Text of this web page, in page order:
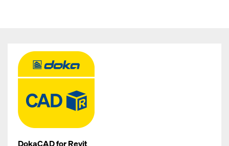
DokaCAD for Revit